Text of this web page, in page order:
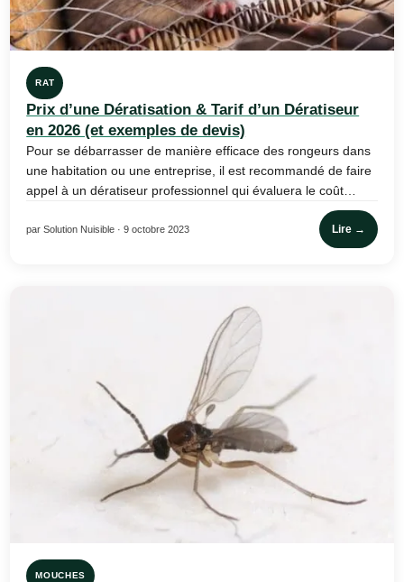
RAT
Prix d’une Dératisation & Tarif d’un Dératiseur
en 2026 (et exemples de devis)
Pour se débarrasser de manière efficace des rongeurs dans
une habitation ou une entreprise, il est recommandé de faire
appel à un dératiseur professionnel qui évaluera le coût…
par Solution Nuisible · 9 octobre 2023 Lire →
MOUCHES